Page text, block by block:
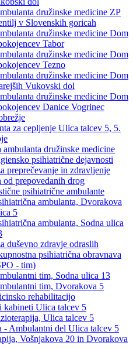
družinske medicine ZP
v Slovenskih goricah
družinske medicine Dom
Tabor
družinske medicine Dom
Tezno
družinske medicine Dom
Vukovski dol
družinske medicine Dom
Danice Vogrinec
za cepljenje Ulica talcev 5, 5.
ambulanta družinske medicine
psihiatrične dejavnosti
preprečevanje in zdravljenje
od prepovedanih drog
psihiatrične ambulante
ambulanta, Dvorakova
5
ambulanta, Sodna ulica
duševno zdravje odraslih
psihiatrična obravnava
- tim)
tim, Sodna ulica 13
tim, Dvorakova 5
rehabilitacijo
kabineti Ulica talcev 5
Ulica talcev 5
- Ambulantni del Ulica talcev 5
Vošnjakova 20 in Dvorakova